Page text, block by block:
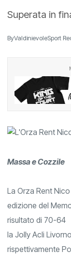
Superata in
ByValdinievoleSport
Massa e Cozzile
La Orza Rent
edizione del
risultato di 70-64
la Jolly Acli
rispettivamente